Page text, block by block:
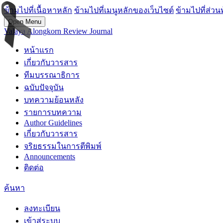
ข้ามไปที่เนื้อหาหลัก ข้ามไปที่เมนูหลักของเว็บไซต์ ข้ามไปที่ส่วน
Open Menu
Valaya Alongkorn Review Journal
หน้าแรก
เกี่ยวกับวารสาร
ทีมบรรณาธิการ
ฉบับปัจจุบัน
บทความย้อนหลัง
รายการบทความ
Author Guidelines
เกี่ยวกับวารสาร
จริยธรรมในการตีพิมพ์
Announcements
ติดต่อ
ค้นหา
ลงทะเบียน
เข้าสู่ระบบ